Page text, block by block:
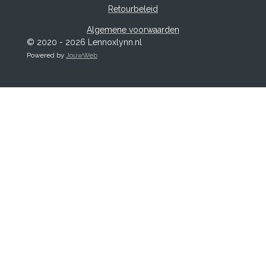
Retourbeleid
Algemene voorwaarden
© 2020 - 2026 Lennoxlynn.nl
Powered by JouwWeb